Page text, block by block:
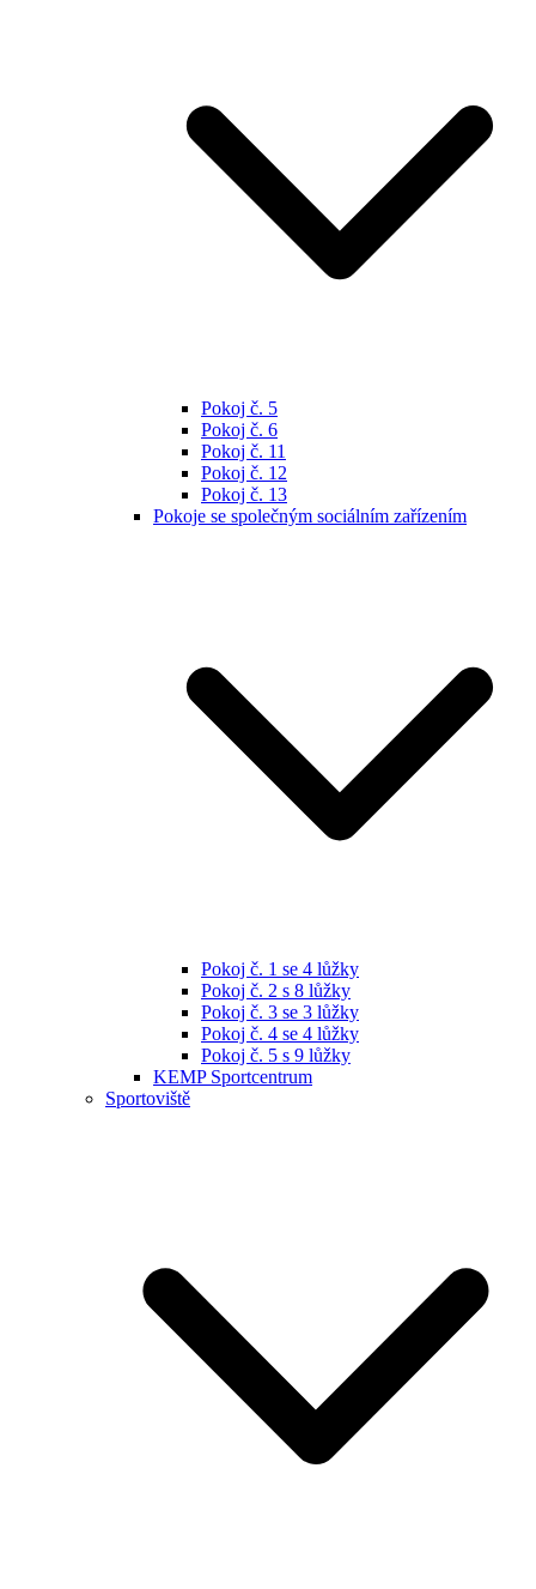
Pokoj č. 5
Pokoj č. 6
Pokoj č. 11
Pokoj č. 12
Pokoj č. 13
Pokoje se společným sociálním zařízením
Pokoj č. 1 se 4 lůžky
Pokoj č. 2 s 8 lůžky
Pokoj č. 3 se 3 lůžky
Pokoj č. 4 se 4 lůžky
Pokoj č. 5 s 9 lůžky
KEMP Sportcentrum
Sportoviště